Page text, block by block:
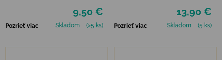
9,50 €
Pozrieť viac Skladom (>5 ks)
13,90 €
Pozrieť viac Skladom (5 ks)